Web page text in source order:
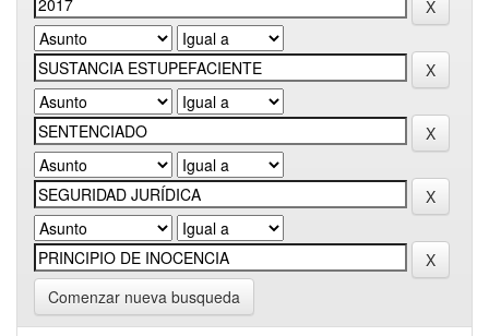
Comenzar nueva busqueda